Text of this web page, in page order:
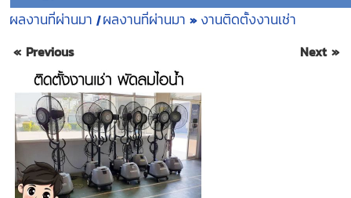
ผลงานที่ผ่านมา | ผลงานที่ผ่านมา » งานติดตั้งงานเช่า
« Previous Next »